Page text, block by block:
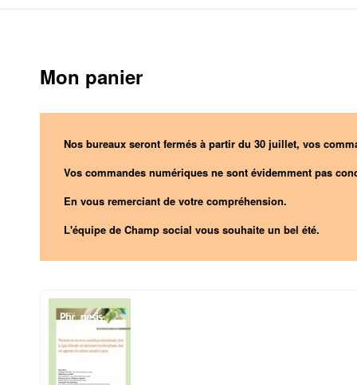
Mon panier
Nos bureaux seront fermés à partir du 30 juillet, vos
Vos commandes numériques ne sont évidemment pas
En vous remerciant de votre compréhension.
L'équipe de Champ social vous souhaite un bel été.